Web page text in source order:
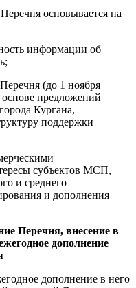
основывается на
информации об
(до 1 ноября
основе предложений
Кургана,
поддержки
субъектов МСП,
и среднего
и дополнения
Перечня, внесение в
дополнение
дополнение в него